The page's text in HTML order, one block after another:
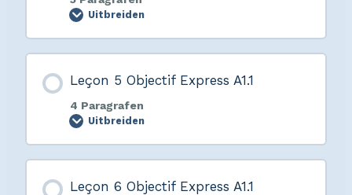
Uitbreiden
Leçon 5 Objectif Express A1.1
4 Paragrafen
Uitbreiden
Leçon 6 Objectif Express A1.1